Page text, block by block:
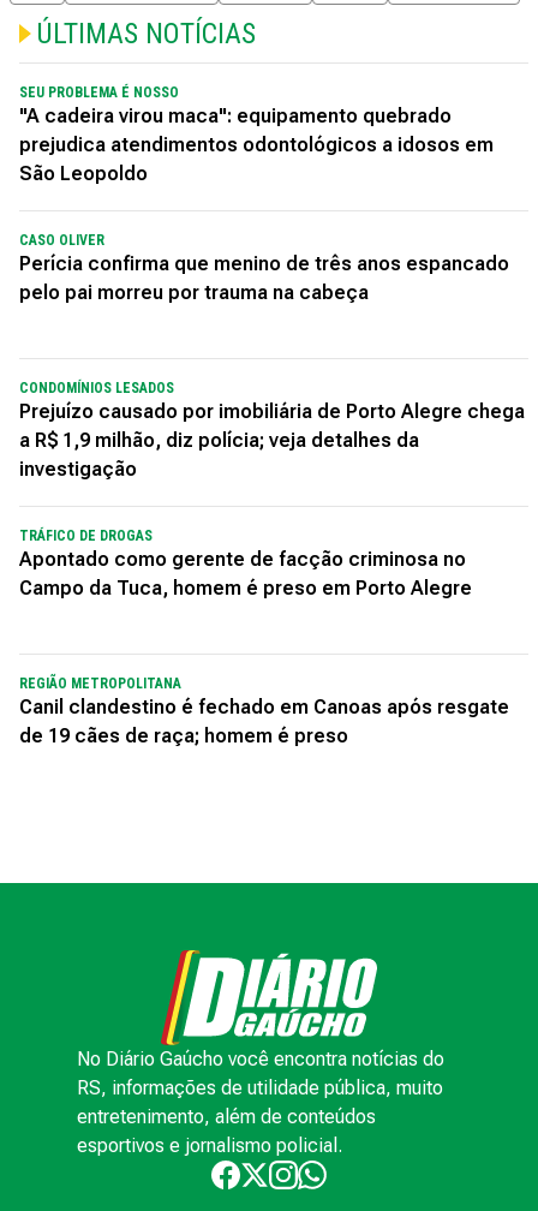
ÚLTIMAS NOTÍCIAS
SEU PROBLEMA É NOSSO
"A cadeira virou maca": equipamento quebrado
prejudica atendimentos odontológicos a idosos em
São Leopoldo
CASO OLIVER
Perícia confirma que menino de três anos espancado
pelo pai morreu por trauma na cabeça
CONDOMÍNIOS LESADOS
Prejuízo causado por imobiliária de Porto Alegre chega
a R$ 1,9 milhão, diz polícia; veja detalhes da
investigação
TRÁFICO DE DROGAS
Apontado como gerente de facção criminosa no
Campo da Tuca, homem é preso em Porto Alegre
REGIÃO METROPOLITANA
Canil clandestino é fechado em Canoas após resgate
de 19 cães de raça; homem é preso
No Diário Gaúcho você encontra notícias do
RS, informações de utilidade pública, muito
entretenimento, além de conteúdos
esportivos e jornalismo policial.